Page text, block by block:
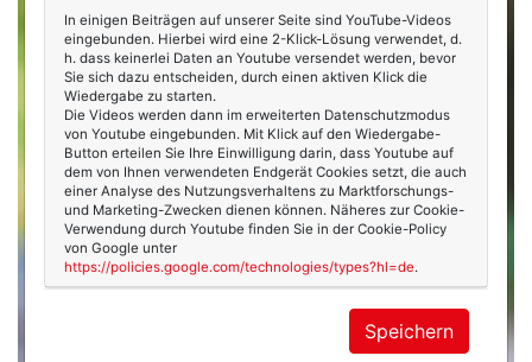
In einigen Beiträgen auf unserer Seite sind YouTube-Videos
eingebunden. Hierbei wird eine 2-Klick-Lösung verwendet, d.
h. dass keinerlei Daten an Youtube versendet werden, bevor
Sie sich dazu entscheiden, durch einen aktiven Klick die
Wiedergabe zu starten.
Die Videos werden dann im erweiterten Datenschutzmodus
von Youtube eingebunden. Mit Klick auf den Wiedergabe-
Button erteilen Sie Ihre Einwilligung darin, dass Youtube auf
dem von Ihnen verwendeten Endgerät Cookies setzt, die auch
einer Analyse des Nutzungsverhaltens zu Marktforschungs-
und Marketing-Zwecken dienen können. Näheres zur Cookie-
Verwendung durch Youtube finden Sie in der Cookie-Policy
von Google unter
https://policies.google.com/technologies/types?hl=de.
Speichern